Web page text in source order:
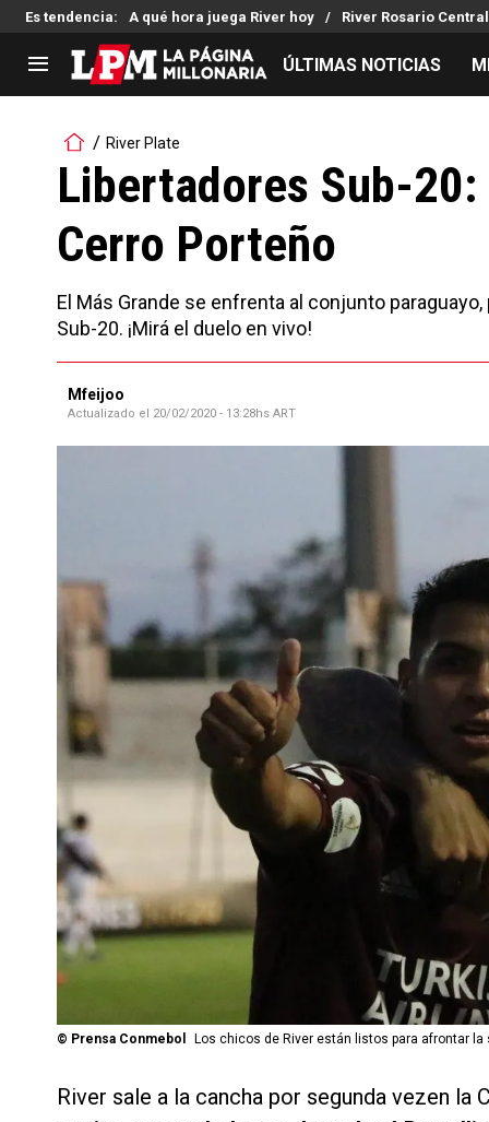
Es tendencia: A qué hora juega River hoy River Rosario Central
LIGA PROFESIONAL
Noticias
Tabla de posiciones
Fixture
Reserva
Copa Sudamericana
Copa Argentina
Selección Argentina
ÚLTIMAS NOTICIAS
River Plate
Libertadores Sub-
Cerro Porteño
El Más Grande se enfrenta al conjunto
Sub-20. ¡Mirá el duelo en vivo!
Mfeijoo
Actualizado el 20/02/2020 - 13:28hs ART
© Prensa Conmebol Los chicos de River están listos para afrontar la
River sale a la cancha por segunda vezen la